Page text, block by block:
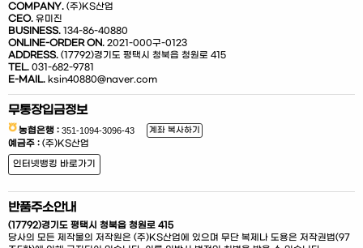
COMPANY. (주)KS산업
CEO. 유미진
BUSINESS. 134-86-40880
ONLINE-ORDER ON. 2021-000구-0123
ADDRESS. (17792)경기도 평택시 청북읍 청원로 415
TEL. 031-682-9781
E-MAIL. ksin40880@naver.com
무통장입금정보
농협은행 : 계좌 복사하기
예금주 : (주)KS산업
인터넷뱅킹 바로가기
반품주소안내
(17792)경기도 평택시 청북읍 청원로 415
당사의 모든 제작물의 저작원은 (주)KS산업에 있으며 무단 복제나 도용은 저작권법(97